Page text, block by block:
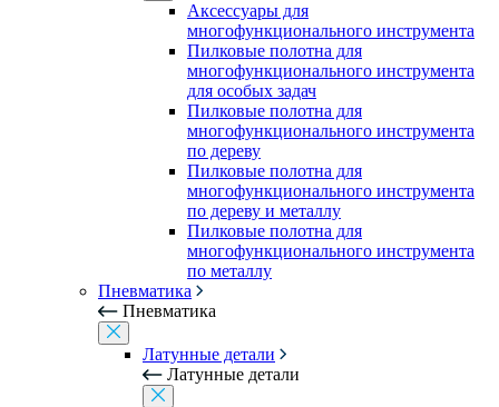
Аксессуары для
многофункционального инструмента
Пилковые полотна для
многофункционального инструмента
для особых задач
Пилковые полотна для
многофункционального инструмента
по дереву
Пилковые полотна для
многофункционального инструмента
по дереву и металлу
Пилковые полотна для
многофункционального инструмента
по металлу
Пневматика
Пневматика
Латунные детали
Латунные детали